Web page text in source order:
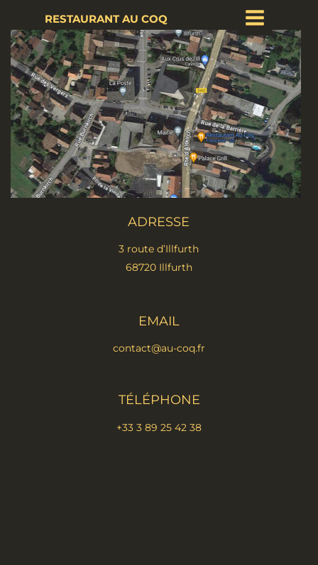
RESTAURANT AU COQ
ADRESSE
3 route d’Illfurth
68720 Illfurth
EMAIL
contact@au-coq.fr
TÉLÉPHONE
+33 3 89 25 42 38